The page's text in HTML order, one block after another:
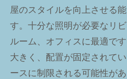
屋のスタイルを向上させる
す。十分な照明が必要なリ
ルーム、オフィスに最適で
大きく、配置が固定されて
ースに制限される可能性があ